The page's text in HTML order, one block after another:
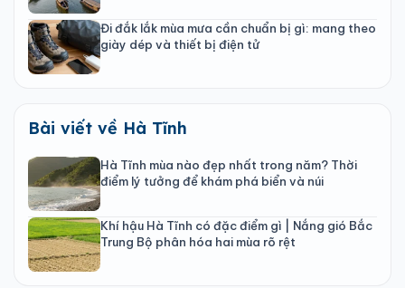
Đi đắk lắk mùa mưa cần chuẩn bị gì: mang theo
giày dép và thiết bị điện tử
Bài viết về Hà Tĩnh
Hà Tĩnh mùa nào đẹp nhất trong năm? Thời
điểm lý tưởng để khám phá biển và núi
Khí hậu Hà Tĩnh có đặc điểm gì | Nắng gió Bắc
Trung Bộ phân hóa hai mùa rõ rệt